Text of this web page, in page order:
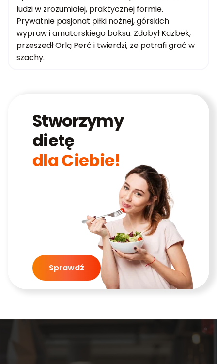
ludzi w zrozumiałej, praktycznej formie.
Prywatnie pasjonat piłki nożnej, górskich
wypraw i amatorskiego boksu. Zdobył Kazbek,
przeszedł Orlą Perć i twierdzi, że potrafi grać w
szachy.
Stworzymy
dietę
dla Ciebie!
Sprawdź